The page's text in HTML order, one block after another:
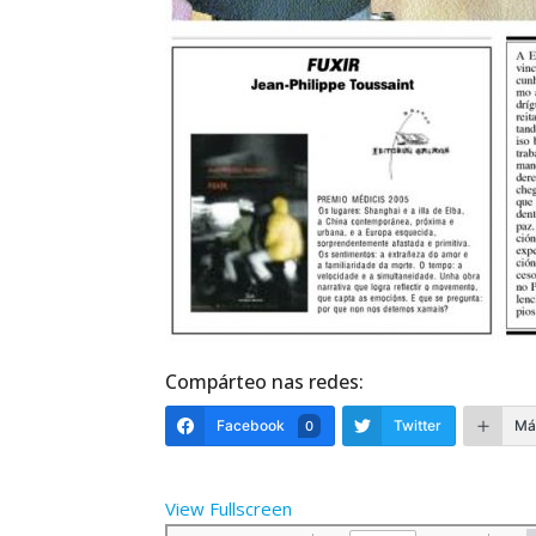
Compárteo nas redes:
Facebook 0 Twitter
View Fullscreen